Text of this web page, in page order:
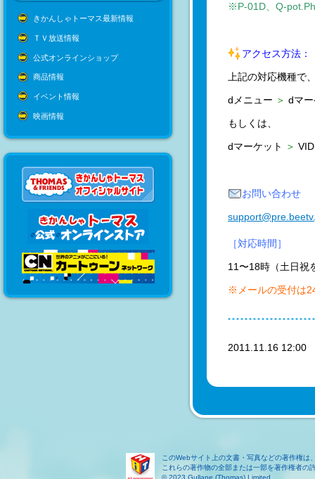
きかんしゃトーマス最新情報
ＴＶ放送情報
公式オンラインショップ
商品情報
イベント情報
映画情報
※P-01D、Q-
アクセス方法：
上記の対応機種で
dメニュー ＞ dマ
もしくは、
dマーケット ＞
お問い合わせ
［対応時間］
11〜18時（土日祝
※メールの受付は
2011.11.16
このWebサイト上の文書・写真などの著作権
これらの著作物の全部または一部を著作権者の
© 2023 Gullane (Thomas) Limited.